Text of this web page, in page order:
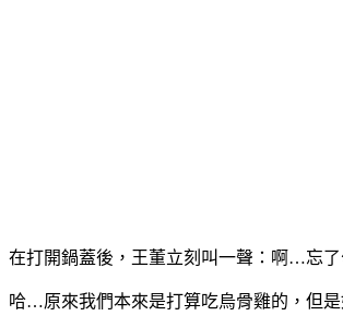
在打開鍋蓋後，王董立刻叫一聲：啊…忘了
哈…原來我們本來是打算吃烏骨雞的，但